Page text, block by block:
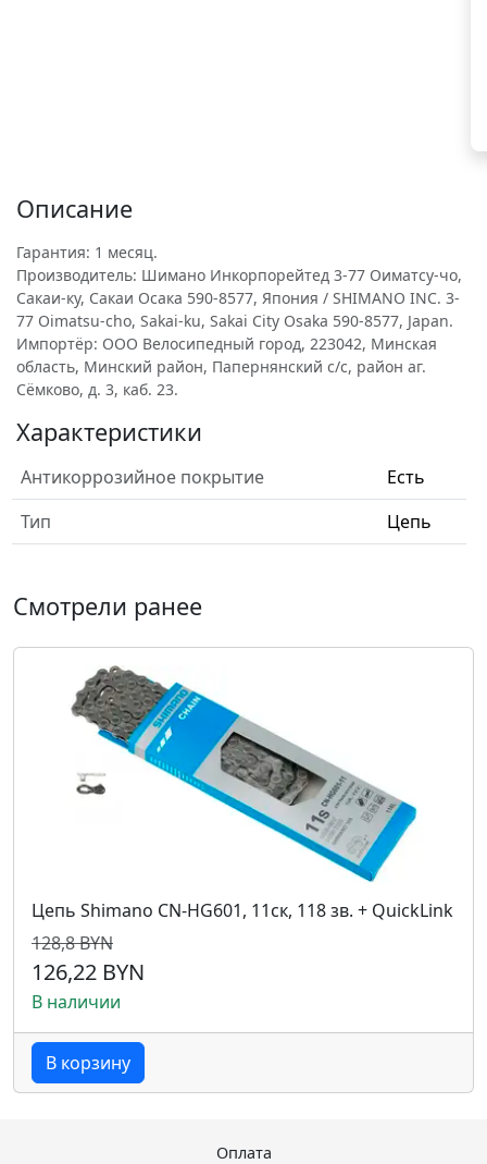
Описание
Гарантия: 1 месяц.
Производитель: Шимано Инкорпорейтед 3-77 Оиматсу-чо,
Сакаи-ку, Сакаи Осака 590-8577, Япония / SHIMANO INC. 3-
77 Oimatsu-cho, Sakai-ku, Sakai City Osaka 590-8577, Japan.
Импортёр: ООО Велосипедный город, 223042, Минская
область, Минский район, Папернянский с/с, район аг.
Сёмково, д. 3, каб. 23.
Характеристики
Антикоррозийное покрытие
Есть
Тип
Цепь
Смотрели ранее
Цепь Shimano CN-HG601, 11ск, 118 зв. + QuickLink
128,8 BYN
126,22 BYN
В наличии
В корзину
Оплата